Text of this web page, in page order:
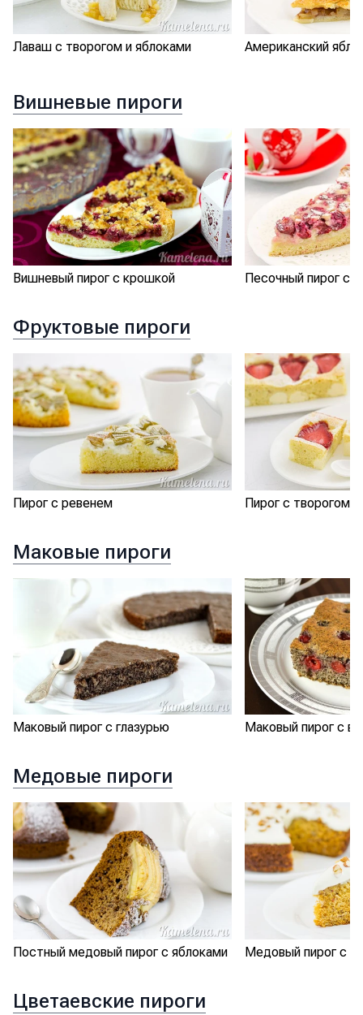
Лаваш с творогом и яблоками Американский
Вишневые пироги
Вишневый пирог с крошкой Песочный пирог с
Фруктовые пироги
Пирог с ревенем Пирог с творогом и
Маковые пироги
Маковый пирог с глазурью Маковый пирог с
Медовые пироги
Постный медовый пирог с яблоками Медовый пирог с
Цветаевские пироги